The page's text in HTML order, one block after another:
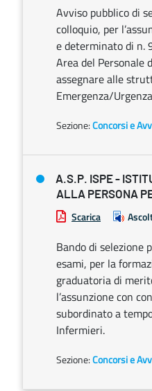
Avviso pubblico di
colloquio, per
e determinato di n.
Area del Personale
assegnare alle
Emergenza/
Sezione:Concorsi e
A.S.P. ISPE -
ALLA PERSONA
Scarica
Bando di selezione
esami, per la
graduatoria di
l’assunzione con
subordinato a
Infermieri.
Sezione:Concorsi e